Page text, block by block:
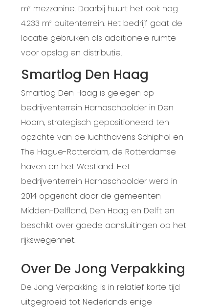
m² mezzanine. Daarbij huurt het ook nog
4.233 m² buitenterrein. Het bedrijf gaat de
locatie gebruiken als additionele ruimte
voor opslag en distributie.
Smartlog Den Haag
Smartlog Den Haag is gelegen op
bedrijventerrein Harnaschpolder in Den
Hoorn, strategisch gepositioneerd ten
opzichte van de luchthavens Schiphol en
The Hague-Rotterdam, de Rotterdamse
haven en het Westland. Het
bedrijventerrein Harnaschpolder werd in
2014 opgericht door de gemeenten
Midden-Delfland, Den Haag en Delft en
beschikt over goede aansluitingen op het
rijkswegennet.
Over De Jong Verpakking
De Jong Verpakking is in relatief korte tijd
uitgegroeid tot Nederlands enige